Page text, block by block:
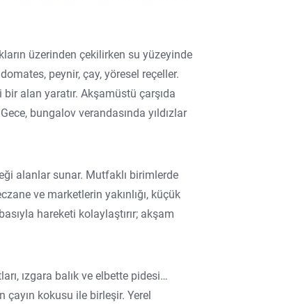
üzerinden çekilirken su yüzeyinde
peynir, çay, yöresel reçeller.
alan yaratır. Akşamüstü çarşıda
bungalov verandasında yıldızlar
alanlar sunar. Mutfaklı birimlerde
ve marketlerin yakınlığı, küçük
hareketi kolaylaştırır; akşam
ızgara balık ve elbette pidesi…
çayın kokusu ile birleşir. Yerel